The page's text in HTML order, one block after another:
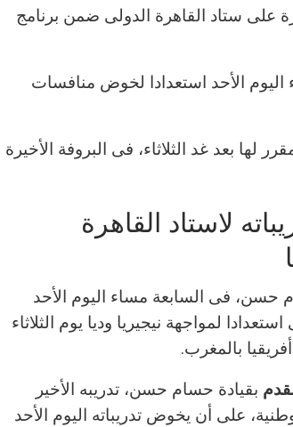
على ستاد القاهرة الدولى ضمن برنامج
اليوم الأحد استعدادا لخوض منافسات
بعد غد الثلاثاء، فى البروفة الأخيرة
لاستاد القاهرة
حسن، فى السابعة مساء اليوم الأحد
لمواجهة نيجيريا وديا يوم الثلاثاء
بالمغرب.
بقيادة حسام حسن، تدريبه الأخير
على أن يخوض تدريباته اليوم الأحد